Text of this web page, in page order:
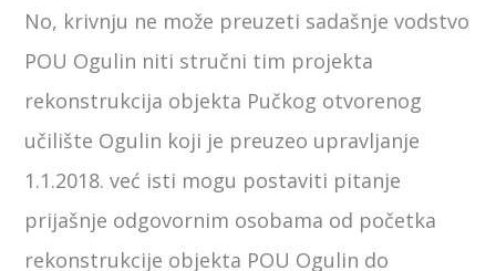
No, krivnju ne može preuzeti sadašnje vodstvo
POU Ogulin niti stručni tim projekta
rekonstrukcija objekta Pučkog otvorenog
učilište Ogulin koji je preuzeo upravljanje
1.1.2018. već isti mogu postaviti pitanje
prijašnje odgovornim osobama od početka
rekonstrukcije objekta POU Ogulin do